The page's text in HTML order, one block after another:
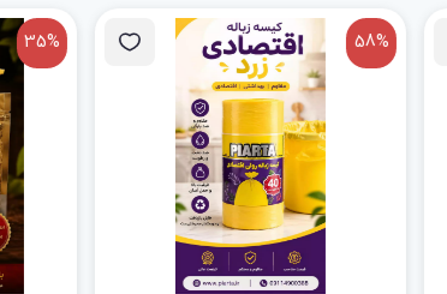
58%
35%